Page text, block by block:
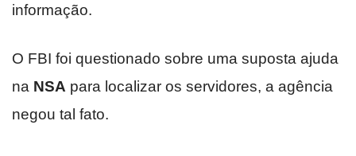
informação.
O FBI foi questionado sobre uma suposta ajuda
na NSA para localizar os servidores, a agência
negou tal fato.